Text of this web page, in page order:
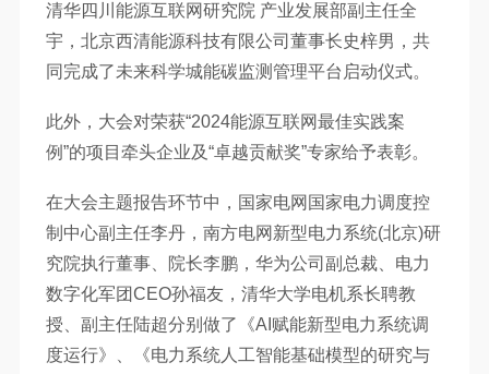
清华四川能源互联网研究院 产业发展部副主任全
宇，北京西清能源科技有限公司董事长史梓男，共
同完成了未来科学城能碳监测管理平台启动仪式。
此外，大会对荣获“2024能源互联网最佳实践案
例”的项目牵头企业及“卓越贡献奖”专家给予表彰。
在大会主题报告环节中，国家电网国家电力调度控
制中心副主任李丹，南方电网新型电力系统(北京)研
究院执行董事、院长李鹏，华为公司副总裁、电力
数字化军团CEO孙福友，清华大学电机系长聘教
授、副主任陆超分别做了《AI赋能新型电力系统调
度运行》、《电力系统人工智能基础模型的研究与